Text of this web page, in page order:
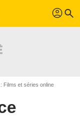
profil search
Films et séries online